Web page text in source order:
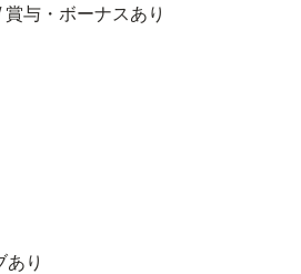
賞与・ボーナスあり
あり